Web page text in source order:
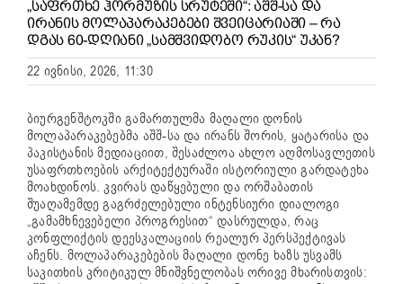
„ᲡᲐᲤᲠᲗᲮᲔ ᲰᲝᲠᲛᲣᲖᲘᲡ ᲡᲠᲣᲢᲔᲨᲘ“: ᲐᲨᲨ-ᲡᲐ ᲓᲐ
ᲘᲠᲐᲜᲘᲡ ᲛᲝᲚᲐᲞᲐᲠᲐᲙᲔᲑᲔᲑᲘ ᲨᲕᲔᲘᲪᲐᲠᲘᲐᲨᲘ – ᲠᲐ
ᲓᲒᲐᲡ 60-ᲓᲦᲘᲐᲜᲘ „ᲡᲐᲛᲨᲕᲘᲓᲝᲑᲝ ᲠᲣᲙᲘᲡ“ ᲣᲙᲐᲜ?
22 ივნისი, 2026, 11:30
ბიურგენშტოკში გამართულმა მაღალი დონის
მოლაპარაკებებმა აშშ-სა და ირანს შორის, ყატარისა და
პაკისტანის მედიაციით, შესაძლოა ახლო აღმოსავლეთის
უსაფრთხოების არქიტექტურაში ისტორიული გარდატეხა
მოახდინოს. კვირას დაწყებული და ორშაბათის
შუაღამემდე გაგრძელებული ინტენსიური დიალოგი
„გამამხნევებელი პროგრესით“ დასრულდა, რაც
კონფლიქტის დეესკალაციის რეალურ პერსპექტივას
აჩენს. მოლაპარაკებების მაღალი დონე ხაზს უსვამს
საკითხის კრიტიკულ მნიშვნელობას ორივე მხარისთვის: